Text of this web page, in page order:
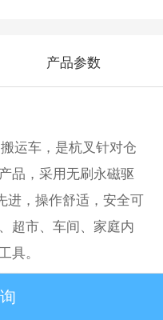
产品参数
运车，是杭叉针对仓
品，采用无刷永磁驱
进，操作舒适，安全可
超市、车间、家庭内
具。